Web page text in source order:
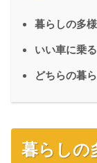
暮らしの多
いい車に乗
どちらの暮
暮らしの